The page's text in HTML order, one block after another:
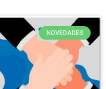
NOVEDADES